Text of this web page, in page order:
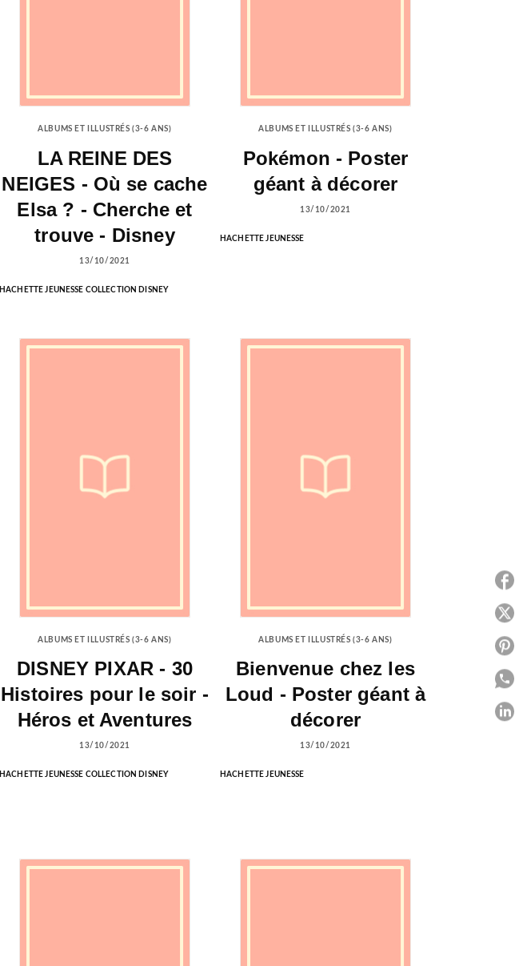
ALBUMS ET ILLUSTRÉS (3-6 ANS)
LA REINE DES
NEIGES - Où se cache
Elsa ? - Cherche et
trouve - Disney
13/10/2021
HACHETTE JEUNESSE COLLECTION DISNEY
ALBUMS ET ILLUSTRÉS (3-6 ANS)
Pokémon - Poster
géant à décorer
13/10/2021
HACHETTE JEUNESSE
ALBUMS ET ILLUSTRÉS (3-6 ANS)
DISNEY PIXAR - 30
Histoires pour le soir -
Héros et Aventures
13/10/2021
HACHETTE JEUNESSE COLLECTION DISNEY
ALBUMS ET ILLUSTRÉS (3-6 ANS)
Bienvenue chez les
Loud - Poster géant à
décorer
13/10/2021
HACHETTE JEUNESSE